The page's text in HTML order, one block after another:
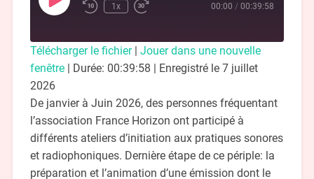
1x 00:00 / 00:39:58
Télécharger le fichier| Jouer dans une nouvelle
fenêtre| Durée: 00:39:58 | Enregistré le 7 juillet
2026
De janvier à Juin 2026, des personnes fréquentant
l’association France Horizon ont participé à
différents ateliers d’initiation aux pratiques sonores
et radiophoniques. Dernière étape de ce périple: la
préparation et l’animation d’une émission dont le